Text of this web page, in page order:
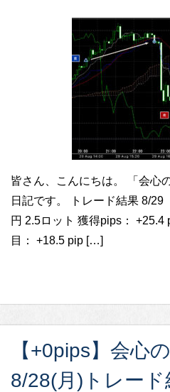
皆さん、こんにちは。 「会心
日記です。 トレード結果 8/29
円 2.5ロット 獲得pips： +25.4
目： +18.5 pip […]
【+0pips】会心
8/28(月)トレード